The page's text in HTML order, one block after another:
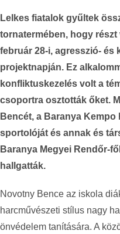
Lelkes fiatalok gyűltek
tornatermében, hogy
február 28-i, agresszió-
projektnapján. Ez
konfliktuskezelés volt a
csoportra osztották őket.
Bencét, a Baranya
sportolóját és annak és
Baranya Megyei Rendőr-
hallgatták.
Novotny Bence az iskola
harcművészeti stílus nagy
önvédelem tanítására. A